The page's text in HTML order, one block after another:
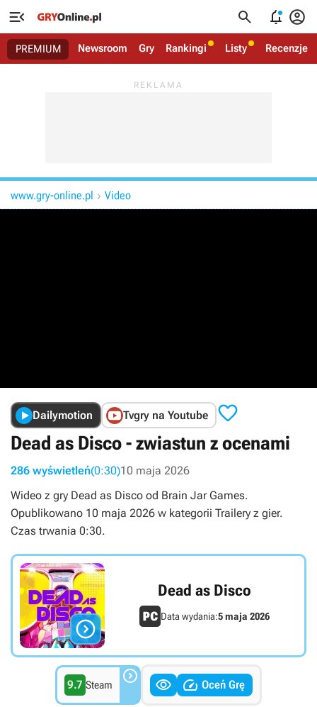
   
PREMIUM Newsroom Gry Rankingi Listy Recenzje
www.gry-online.pl  Video
Dailymotion Tvgry na Youtube 
Dead as Disco - zwiastun z ocenami
286 wyświetleń(0:30)10 maja 2026
Wideo z gry Dead as Disco od Brain Jar Games.
Opublikowano 10 maja 2026 w kategorii Trailery z gier.
Czas trwania 0:30.

Dead as Disco
Data wydania:5 maja 2026
9.7 Steam    Oceń Grę